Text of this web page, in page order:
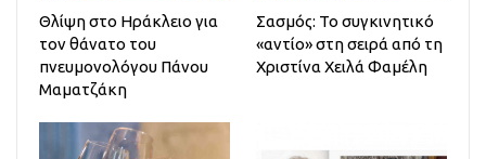
Θλίψη στο Ηράκλειο για
τον θάνατο του
πνευμονολόγου Πάνου
Μαματζάκη
Σασμός: Το συγκινητικό
«αντίο» στη σειρά από τη
Χριστίνα Χειλά Φαμέλη